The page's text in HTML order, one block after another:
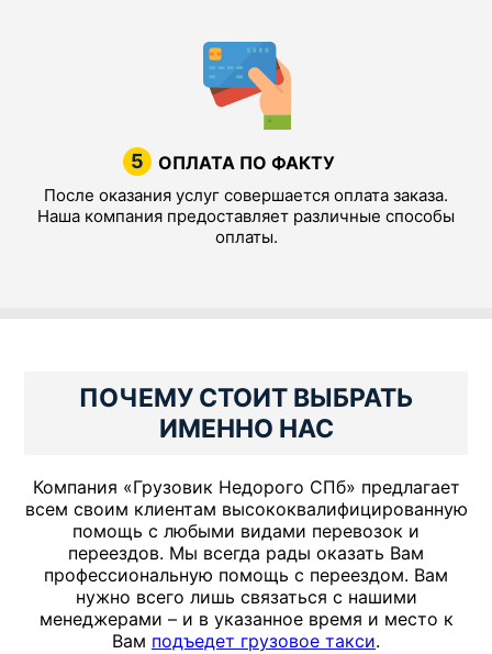
5 ОПЛАТА ПО ФАКТУ
После оказания услуг совершается оплата заказа.
Наша компания предоставляет различные способы
оплаты.
ПОЧЕМУ СТОИТ ВЫБРАТЬ
ИМЕННО НАС
Компания «Грузовик Недорого СПб» предлагает
всем своим клиентам высококвалифицированную
помощь с любыми видами перевозок и
переездов. Мы всегда рады оказать Вам
профессиональную помощь с переездом. Вам
нужно всего лишь связаться с нашими
менеджерами – и в указанное время и место к
Вам подъедет грузовое такси.